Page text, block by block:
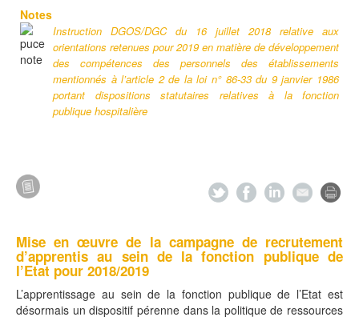
Notes
Instruction DGOS/DGC du 16 juillet 2018 relative aux
orientations retenues pour 2019 en matière de développement
des compétences des personnels des établissements
mentionnés à l’article 2 de la loi n° 86-33 du 9 janvier 1986
portant dispositions statutaires relatives à la fonction
publique hospitalière
Mise en œuvre de la campagne de recrutement
d’apprentis au sein de la fonction publique de
l’Etat pour 2018/2019
L’apprentissage au sein de la fonction publique de l’Etat est
désormais un dispositif pérenne dans la politique de ressources